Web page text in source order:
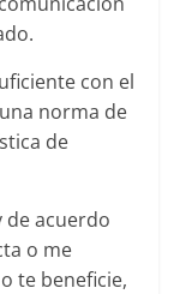
con el
norma de
de
de acuerdo
o me
te beneficie,